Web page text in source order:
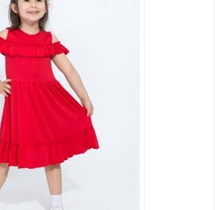
çocuk elbise modelleri
kullanılarak üretilen
çocuk modasını takip
Boy, özellik ve ürünün